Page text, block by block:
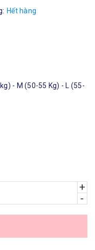
Hết hàng
- M (50-55 Kg) - L (55-
+
-